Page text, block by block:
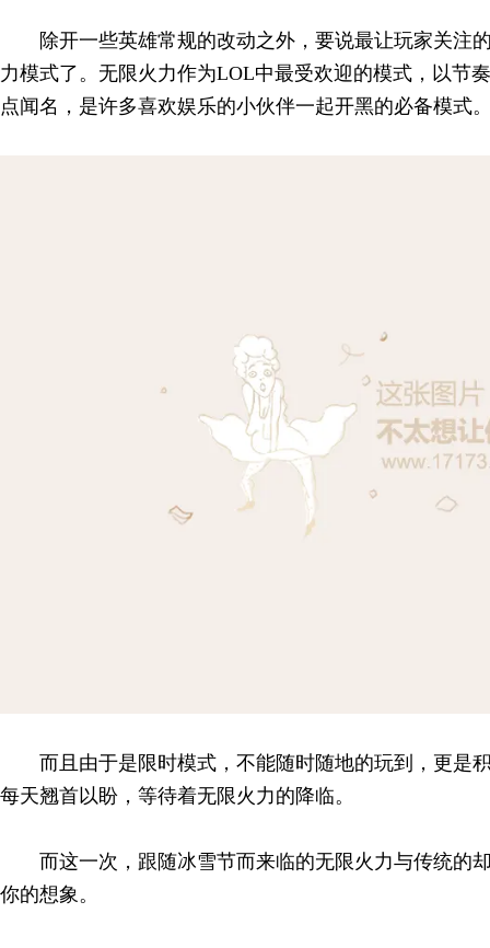
除开一些英雄常规的改动之外，要说最让玩家关注
力模式了。无限火力作为LOL中最受欢迎的模式，以节
点闻名，是许多喜欢娱乐的小伙伴一起开黑的必备模式
而且由于是限时模式，不能随时随地的玩到，更是
每天翘首以盼，等待着无限火力的降临。
而这一次，跟随冰雪节而来临的无限火力与传统的
你的想象。